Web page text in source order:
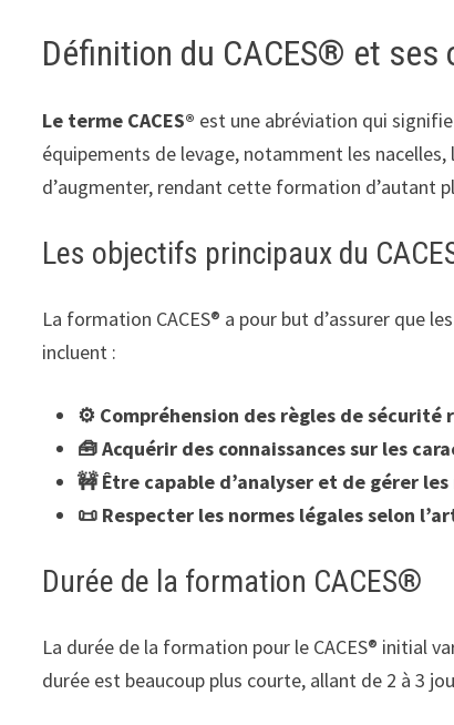
Définition du CACES® et ses
Le terme CACES® est une abréviation qui signifie
équipements de levage, notamment les
d’augmenter, rendant cette formation d’autant
Les objectifs principaux du
La formation CACES® a pour but d’assurer que
incluent :
⚙️ Compréhension des règles de sécurité
🧰 Acquérir des connaissances sur les
🚧 Être capable d’analyser et de gérer
📜 Respecter les normes légales selon
Durée de la formation CACES®
La durée de la formation pour le CACES® initial
durée est beaucoup plus courte, allant de 2 à 3